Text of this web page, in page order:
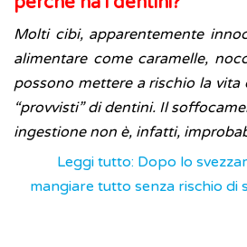
Molti cibi, apparentemente
alimentare come caramelle,
possono mettere a rischio la vita
“provvisti” di dentini. Il
ingestione non è, infatti,
Leggi tutto: Dopo lo
mangiare tutto senza rischio di